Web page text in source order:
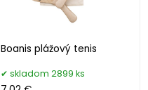
Boanis plážový tenis
skladom 2899 ks